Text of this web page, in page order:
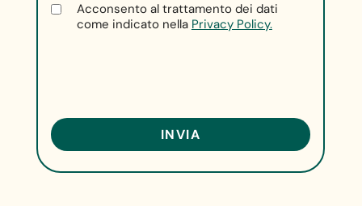
Acconsento al trattamento dei dati
come indicato nella Privacy Policy.